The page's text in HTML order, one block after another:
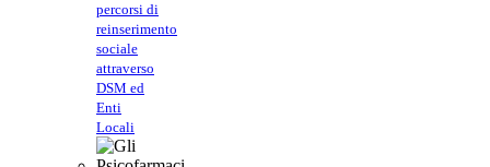
percorsi di
reinserimento
sociale
attraverso
DSM ed
Enti
Locali